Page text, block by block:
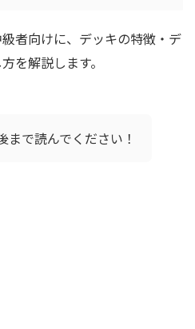
者向けに、デッキの特徴・デ
を解説します。
まで読んでください！